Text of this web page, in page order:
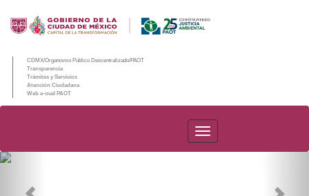
CDMX/Organismo Público Descentralizado/PAOT
Transparencia
Trámites y Servicios
Atención Ciudadana
Web e-mail PAOT
PAOT